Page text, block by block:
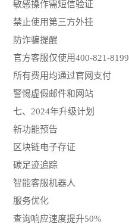
敏感操作需短信验证
禁止使用第三方外挂
防诈骗提醒
官方客服仅使用400-821-8199
所有费用均通过官网支付
警惕虚假邮件和网站
七、2024年升级计划
新功能预告
区块链电子存证
碳足迹追踪
智能客服机器人
服务优化
查询响应速度提升50%